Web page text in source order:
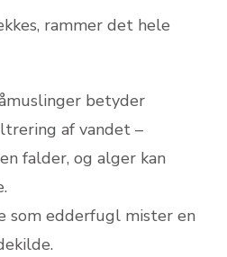
rammer det hele
betyder
af vandet –
falder, og alger kan
som edderfugl mister en